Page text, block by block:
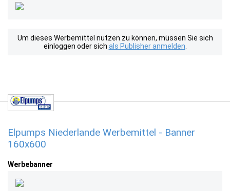
Um dieses Werbemittel nutzen zu können, müssen Sie sich
einloggen oder sich als Publisher anmelden
Elpumps Niederlande Werbemittel - Banner
160x600
Werbebanner